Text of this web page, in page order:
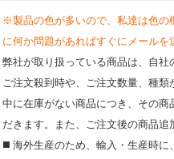
※製品の色が多いので、私達は色の
に何か問題があればすぐにメールを
弊社が取り扱っている商品は、自
ご注文殺到時や、ご注文数量、種
中に在庫がない商品につき、その
だきます。また、ご注文後の商品追
◼️ 海外⽣産のため、輸⼊・⽣産時